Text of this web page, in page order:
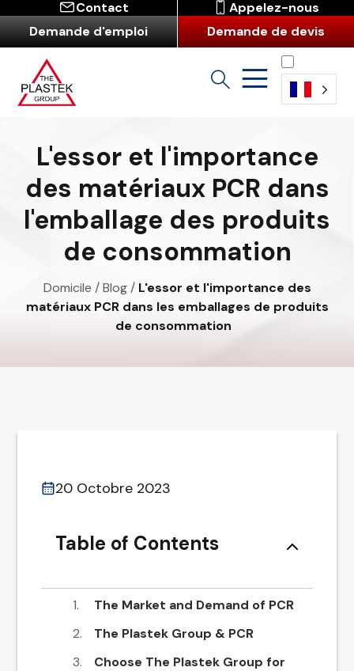
Contact
Appelez-nous
Demande d'emploi
Demande de devis
L'essor et l'importance
des matériaux PCR dans
l'emballage des produits
de consommation
Domicile /Blog/ L'essor et l'importance des
matériaux PCR dans les emballages de produits
de consommation
20 Octobre 2023
Table of Contents
The Market and Demand of PCR
The Plastek Group & PCR
Choose The Plastek Group for